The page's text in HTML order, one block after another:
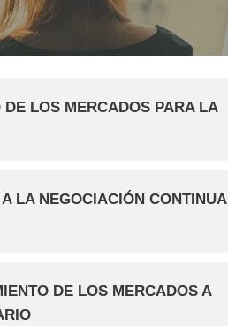
LOS MERCADOS PARA LA
LA NEGOCIACIÓN CONTINUA
DE LOS MERCADOS A